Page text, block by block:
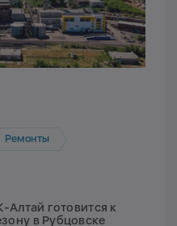
Ремонты
Алтай готовится к
в Рубцовске